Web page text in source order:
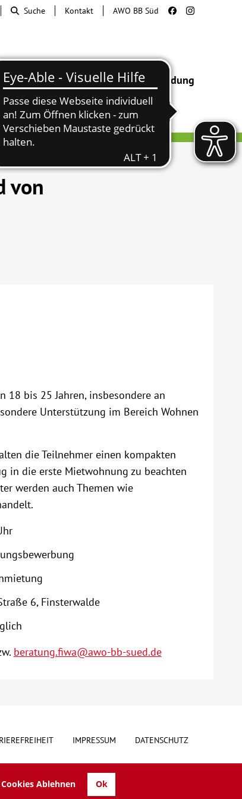
Cookies Ablehnen Ok
Beratung & HilfeBegegnung Bildung
Suche Kontakt AWO BB Süd
von
18 bis 25 Jahren, insbesondere an
Unterstützung im Bereich Wohnen
die Teilnehmer einen kompakten
in die erste Mietwohnung zu beachten
werden auch Themen wie
6, Finsterwalde
beratung.fiwa@awo-bb-sued.de
IMPRESSUM
DATENSCHUTZ